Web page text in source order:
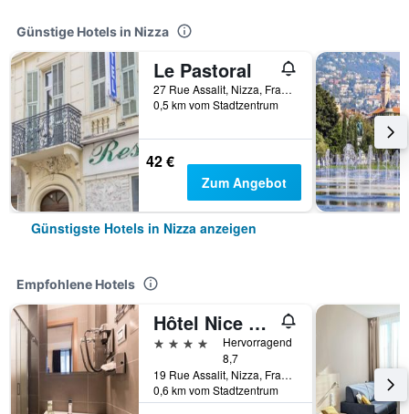
Günstige Hotels in Nizza
Le Pastoral
27 Rue Assalit, Nizza, Frankreich
0,5 km vom Stadtzentrum
42 €
Zum Angebot
Günstigste Hotels in Nizza anzeigen
Empfohlene Hotels
Hôtel Nice Azur Riviera
4 Sterne
Hervorragend
8,7
19 Rue Assalit, Nizza, Frankreich
0,6 km vom Stadtzentrum